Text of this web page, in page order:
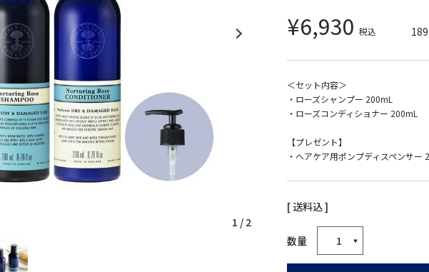
1 / 2
¥6,930 税込 189
＜セット内容＞
・ローズシャンプー 200mL
・ローズコンディショナー 200mL
【プレゼント】
・ヘアケア用ポンプディスペンサ
送料込